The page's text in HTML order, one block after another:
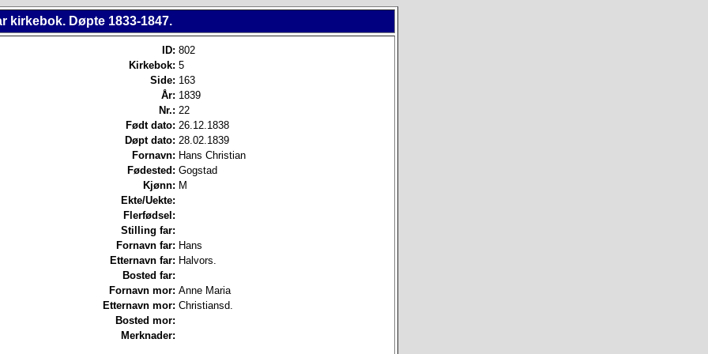
kirkebok. Døpte 1833-1847.
ID: 802
Kirkebok: 5
Side: 163
År: 1839
Nr.: 22
Født dato: 26.12.1838
Døpt dato: 28.02.1839
Fornavn: Hans Christian
Fødested: Gogstad
Kjønn: M
Ekte/Uekte:
Flerfødsel:
Stilling far:
Fornavn far: Hans
Etternavn far: Halvors.
Bosted far:
Fornavn mor: Anne Maria
Etternavn mor: Christiansd.
Bosted mor:
Merknader: